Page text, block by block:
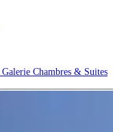
Galerie Chambres & Suites